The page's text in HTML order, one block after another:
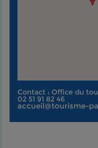
Contact : Office du
02 51 91 82 46
accueil@tourisme-